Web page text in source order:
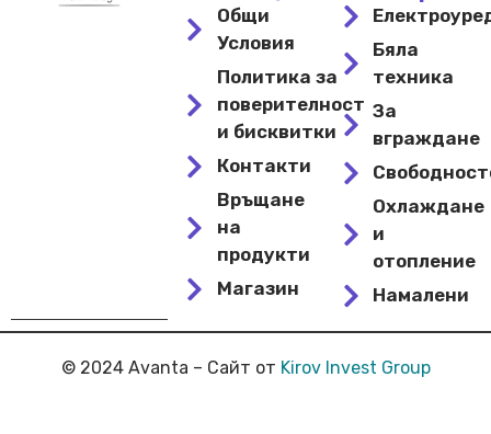
Общи
Условия
Политика за
поверителност
и бисквитки
Контакти
Връщане
на
продукти
Магазин
Бяла
техника
За
вграждане
Охлаждане
и
отопление
Намалени
© 2024 Avanta – Сайт от Kirov Invest Group